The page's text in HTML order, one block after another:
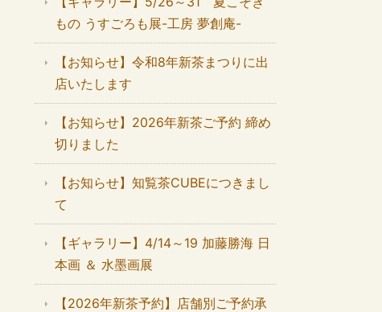
もの うすごろも展-工房 夢創庵-
【お知らせ】令和8年新茶まつりに出
店いたします
【お知らせ】2026年新茶ご予約 締め
切りました
【お知らせ】知覧茶CUBEにつきまし
て
【ギャラリー】4/14～19 加藤勝海 日
本画 ＆ 水墨画展
【2026年新茶予約】店舗別ご予約承